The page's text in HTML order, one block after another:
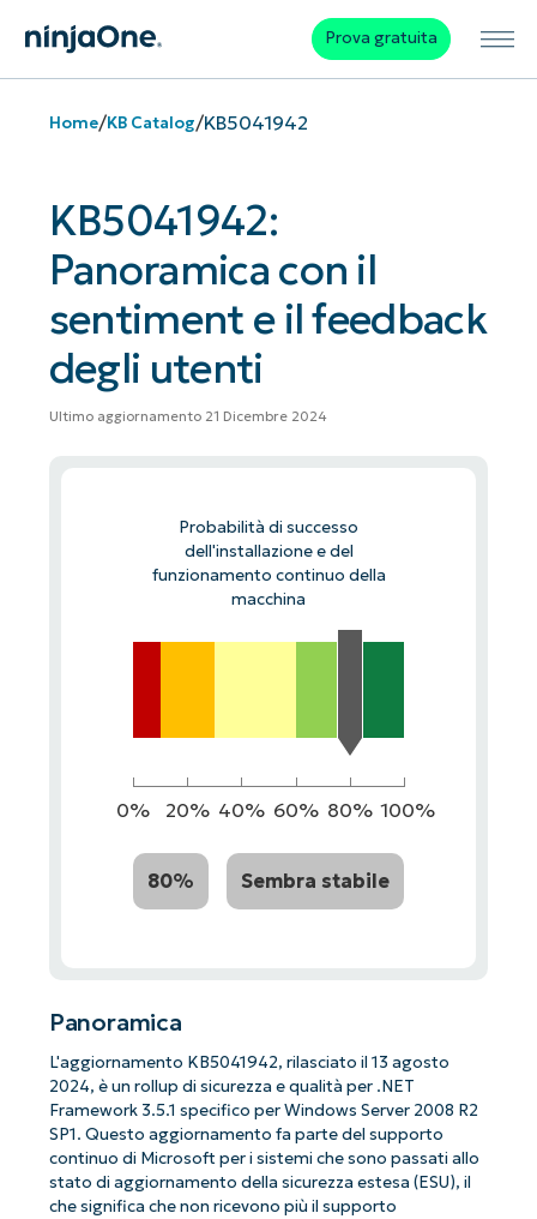
Prova gratuita
Home/KB Catalog/KB5041942
KB5041942:
Panoramica con il
sentiment e il feedback
degli utenti
Ultimo aggiornamento 21 Dicembre 2024
Probabilità di successo
dell'installazione e del
funzionamento continuo della
macchina
0% 20% 40% 60% 80% 100%
80% Sembra stabile
Panoramica
L'aggiornamento KB5041942, rilasciato il 13 agosto
2024, è un rollup di sicurezza e qualità per .NET
Framework 3.5.1 specifico per Windows Server 2008 R2
SP1. Questo aggiornamento fa parte del supporto
continuo di Microsoft per i sistemi che sono passati allo
stato di aggiornamento della sicurezza estesa (ESU), il
che significa che non ricevono più il supporto